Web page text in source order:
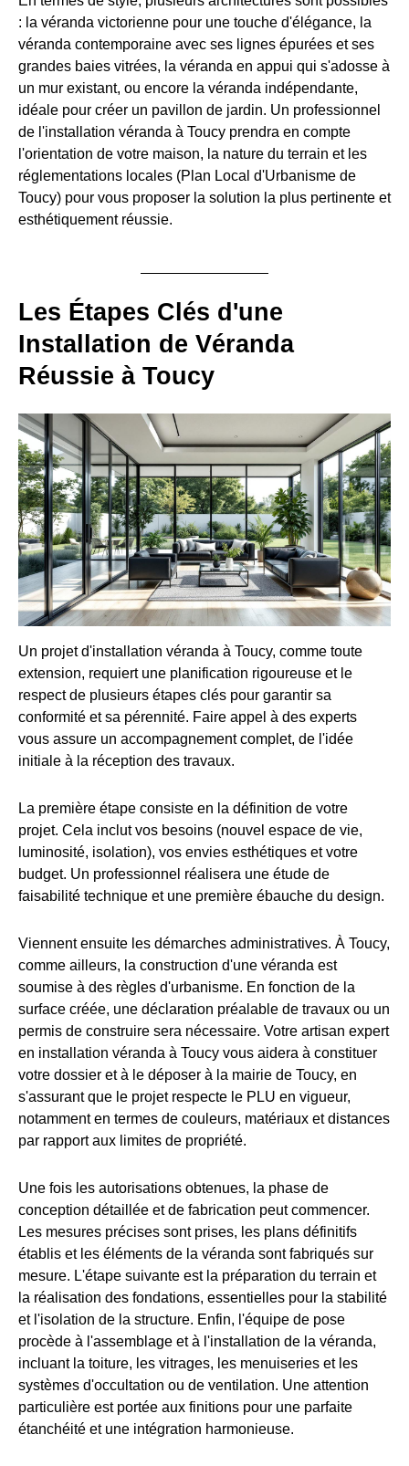
: la véranda victorienne pour une touche d'élégance, la
véranda contemporaine avec ses lignes épurées et ses
grandes baies vitrées, la véranda en appui qui s'adosse à
un mur existant, ou encore la véranda indépendante,
idéale pour créer un pavillon de jardin. Un professionnel
de l'installation véranda à Toucy prendra en compte
l'orientation de votre maison, la nature du terrain et les
réglementations locales (Plan Local d'Urbanisme de
Toucy) pour vous proposer la solution la plus pertinente et
esthétiquement réussie.
Les Étapes Clés d'une
Installation de Véranda
Réussie à Toucy
Un projet d'installation véranda à Toucy, comme toute
extension, requiert une planification rigoureuse et le
respect de plusieurs étapes clés pour garantir sa
conformité et sa pérennité. Faire appel à des experts
vous assure un accompagnement complet, de l'idée
initiale à la réception des travaux.
La première étape consiste en la définition de votre
projet. Cela inclut vos besoins (nouvel espace de vie,
luminosité, isolation), vos envies esthétiques et votre
budget. Un professionnel réalisera une étude de
faisabilité technique et une première ébauche du design.
Viennent ensuite les démarches administratives. À Toucy,
comme ailleurs, la construction d'une véranda est
soumise à des règles d'urbanisme. En fonction de la
surface créée, une déclaration préalable de travaux ou un
permis de construire sera nécessaire. Votre artisan expert
en installation véranda à Toucy vous aidera à constituer
votre dossier et à le déposer à la mairie de Toucy, en
s'assurant que le projet respecte le PLU en vigueur,
notamment en termes de couleurs, matériaux et distances
par rapport aux limites de propriété.
Une fois les autorisations obtenues, la phase de
conception détaillée et de fabrication peut commencer.
Les mesures précises sont prises, les plans définitifs
établis et les éléments de la véranda sont fabriqués sur
mesure. L'étape suivante est la préparation du terrain et
la réalisation des fondations, essentielles pour la stabilité
et l'isolation de la structure. Enfin, l'équipe de pose
procède à l'assemblage et à l'installation de la véranda,
incluant la toiture, les vitrages, les menuiseries et les
systèmes d'occultation ou de ventilation. Une attention
particulière est portée aux finitions pour une parfaite
étanchéité et une intégration harmonieuse.